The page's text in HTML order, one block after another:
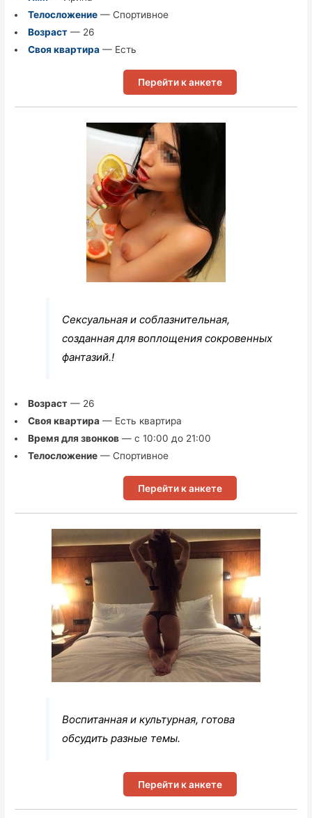
Телосложение— Спортивное
Возраст— 26
Своя квартира— Есть
Перейти к анкете
Сексуальная и соблазнительная,
созданная для воплощения сокровенных
фантазий.!
Возраст— 26
Своя квартира— Есть квартира
Время для звонков— с 10:00 до 21:00
Телосложение— Спортивное
Перейти к анкете
Воспитанная и культурная, готова
обсудить разные темы.
Перейти к анкете